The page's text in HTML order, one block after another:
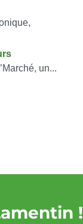
un...
!